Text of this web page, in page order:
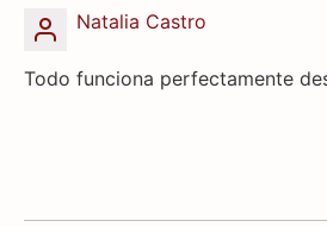
Natalia Castro
Todo funciona perfectamente